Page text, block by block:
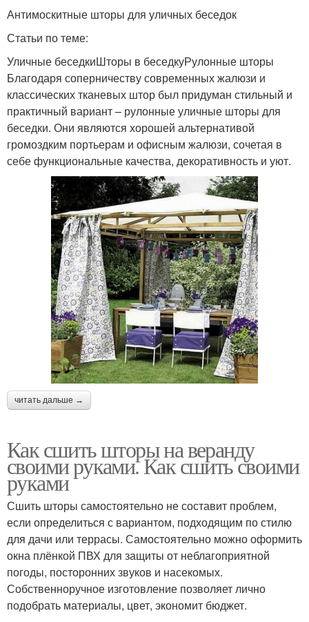
Антимоскитные шторы для уличных беседок
Статьи по теме:
Уличные беседкиШторы в беседкуРулонные шторы
Благодаря соперничеству современных жалюзи и
классических тканевых штор был придуман стильный и
практичный вариант – рулонные уличные шторы для
беседки. Они являются хорошей альтернативой
громоздким портьерам и офисным жалюзи, сочетая в
себе функциональные качества, декоративность и уют.
читать дальше →
Как сшить шторы на веранду
своими руками. Как сшить своими
руками
Сшить шторы самостоятельно не составит проблем,
если определиться с вариантом, подходящим по стилю
для дачи или террасы. Самостоятельно можно оформить
окна плёнкой ПВХ для защиты от неблагоприятной
погоды, посторонних звуков и насекомых.
Собственноручное изготовление позволяет лично
подобрать материалы, цвет, экономит бюджет.